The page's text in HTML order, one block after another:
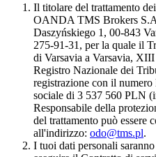
Il titolare del trattamento
OANDA TMS Brokers
Daszyńskiego 1, 00-843
275-91-31, per la quale il
di Varsavia a Varsavia,
Registro Nazionale dei
registrazione con il
sociale di 3 537 560 PLN
Responsabile della
del trattamento può essere
all'indirizzo: odo@tms.pl.
I tuoi dati personali